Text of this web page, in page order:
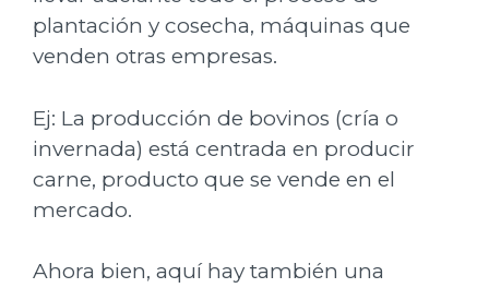
plantación y cosecha, máquinas que
venden otras empresas.
Ej: La producción de bovinos (cría o
invernada) está centrada en producir
carne, producto que se vende en el
mercado.
Ahora bien, aquí hay también una